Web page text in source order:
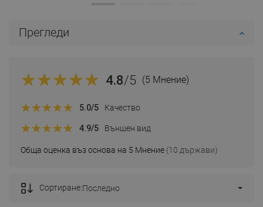
Прегледи
4.8/5 (5 Мнение)
Обща оценка въз основа на 5 Мнение (10 държави)
5.0/5 Качество
4.9/5 Външен вид
Сортиране:Последно